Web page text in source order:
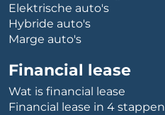
Elektrische auto's
Hybride auto's
Marge auto's
Financial lease
Wat is financial lease
Financial lease in 4 stappen